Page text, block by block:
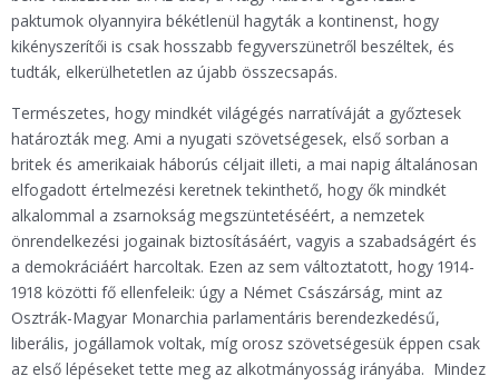
paktumok olyannyira békétlenül hagyták a kontinenst, hogy
kikényszerítői is csak hosszabb fegyverszünetről beszéltek, és
tudták, elkerülhetetlen az újabb összecsapás.
Természetes, hogy mindkét világégés narratíváját a győztesek
határozták meg. Ami a nyugati szövetségesek, első sorban a
britek és amerikaiak háborús céljait illeti, a mai napig általánosan
elfogadott értelmezési keretnek tekinthető, hogy ők mindkét
alkalommal a zsarnokság megszüntetéséért, a nemzetek
önrendelkezési jogainak biztosításáért, vagyis a szabadságért és
a demokráciáért harcoltak. Ezen az sem változtatott, hogy 1914-
1918 közötti fő ellenfeleik: úgy a Német Császárság, mint az
Osztrák-Magyar Monarchia parlamentáris berendezkedésű,
liberális, jogállamok voltak, míg orosz szövetségesük éppen csak
az első lépéseket tette meg az alkotmányosság irányába. Mindez